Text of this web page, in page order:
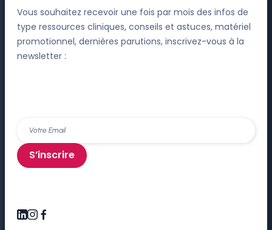
Vous souhaitez recevoir une fois par mois des infos de
type ressources cliniques, conseils et astuces, matériel
promotionnel, dernières parutions, inscrivez-vous à la
newsletter :
S’inscrire